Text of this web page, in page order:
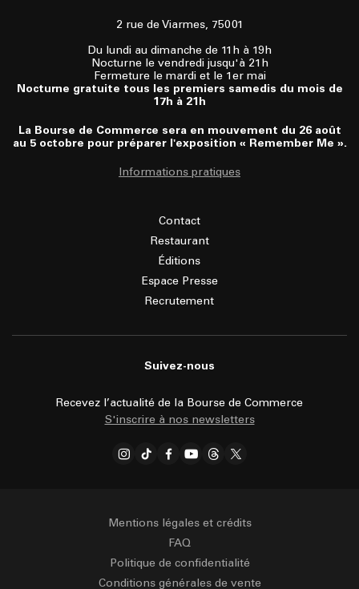
2 rue de Viarmes, 75001
Du lundi au dimanche de 11h à 19h
Nocturne le vendredi jusqu'à 21h
Fermeture le mardi et le 1er mai
Nocturne gratuite tous les premiers samedis du mois de
17h à 21h
La Bourse de Commerce sera en mouvement du 26 août
au 5 octobre pour préparer l'exposition « Remember Me ».
Informations pratiques
Contact
Restaurant
Éditions
Espace Presse
Recrutement
Suivez-nous
Recevez l’actualité de la Bourse de Commerce
S'inscrire à nos newsletters
Mentions légales et crédits
FAQ
Politique de confidentialité
Conditions générales de vente